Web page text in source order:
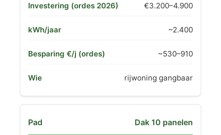
€3.200–4.900
~2.400
~530–910
rijwoning gangbaar
Dak 10 panelen